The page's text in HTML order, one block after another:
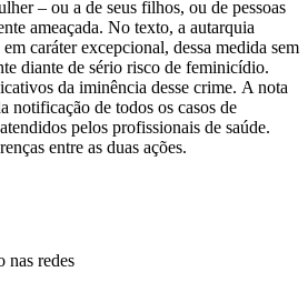
– ou a de seus filhos, ou de pessoas
ameaçada. No texto, a autarquia
caráter excepcional, dessa medida sem
diante de sério risco de feminicídio.
da iminência desse crime. A nota
notificação de todos os casos de
pelos profissionais de saúde.
entre as duas ações.
nas redes